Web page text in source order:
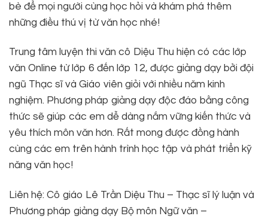
bè để mọi người cùng học hỏi và khám phá thêm
những điều thú vị từ văn học nhé!
Trung tâm luyện thi văn cô Diệu Thu hiện có các lớp
văn Online từ lớp 6 đến lớp 12, được giảng dạy bởi đội
ngũ Thạc sĩ và Giáo viên giỏi với nhiều năm kinh
nghiệm. Phương pháp giảng dạy độc đáo bằng công
thức sẽ giúp các em dễ dàng nắm vững kiến thức và
yêu thích môn văn hơn. Rất mong được đồng hành
cùng các em trên hành trình học tập và phát triển kỹ
năng văn học!
Liên hệ: Cô giáo Lê Trần Diệu Thu – Thạc sĩ lý luận và
Phương pháp giảng dạy Bộ môn Ngữ văn –